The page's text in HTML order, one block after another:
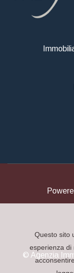
© Agenzia
Questo sito
esperienza di